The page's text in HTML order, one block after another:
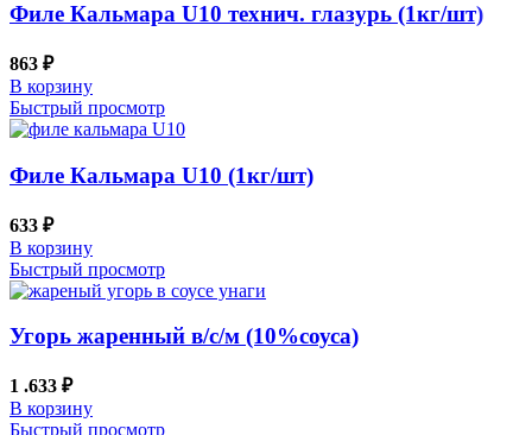
Филе Кальмара U10 технич. глазурь (1кг/шт)
863 ₽
В корзину
Быстрый просмотр
Филе Кальмара U10 (1кг/шт)
633 ₽
В корзину
Быстрый просмотр
Угорь жаренный в/с/м (10%соуса)
1 .633 ₽
В корзину
Быстрый просмотр